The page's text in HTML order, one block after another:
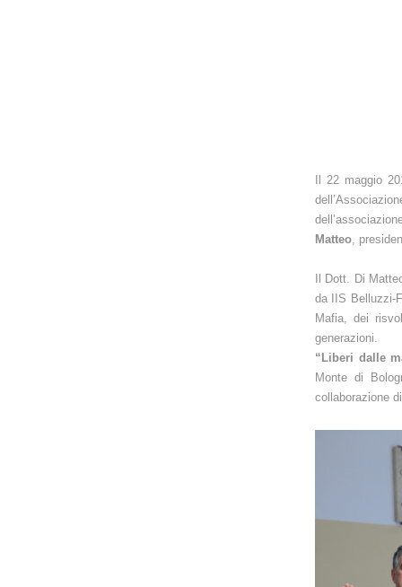
Il 22 maggio
Matteo ,
Il Dott. Di
da IIS Belluzzi-
Mafia, dei
generazioni.
“Liberi dalle
Monte di
collaborazione